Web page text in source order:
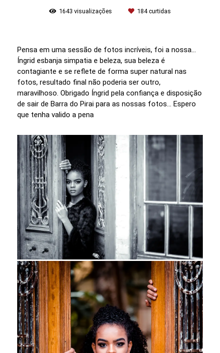
1643 visualizações 184curtidas
Pensa em uma sessão de fotos incríveis, foi a nossa...
Íngrid esbanja simpatia e beleza, sua beleza é
contagiante e se reflete de forma super natural nas
fotos, resultado final não poderia ser outro,
maravilhoso. Obrigado Íngrid pela confiança e disposição
de sair de Barra do Pirai para as nossas fotos... Espero
que tenha valido a pena